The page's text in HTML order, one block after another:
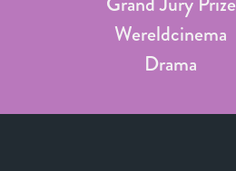
Wereldcinema
Drama